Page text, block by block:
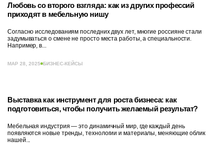
Любовь со второго взгляда: как из других профессий
приходят в мебельную нишу
Согласно исследованиям последних двух лет, многие россияне стали
задумываться о смене не просто места работы, а специальности.
Например, в...
МАР 28, 2025 БИЗНЕС-КЕЙСЫ
Выставка как инструмент для роста бизнеса: как
подготовиться, чтобы получить желаемый результат?
Мебельная индустрия — это динамичный мир, где каждый день
появляются новые тренды, технологии и материалы, меняющие облик
нашей...